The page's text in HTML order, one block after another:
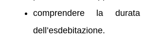
comprendere la
dell’esdebitazione.